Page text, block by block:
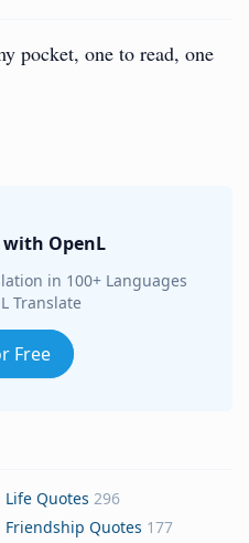
pocket, one to read, one
OpenL
in 100+ Languages
Translate
Free
Life Quotes 296
Friendship Quotes 177